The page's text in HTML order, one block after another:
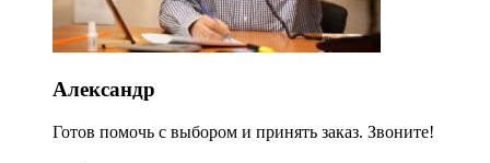
Александр
Готов помочь с выбором и принять заказ. Звоните!